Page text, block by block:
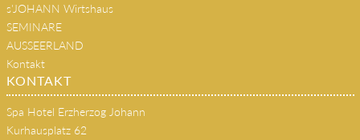
s'JOHANN Wirtshaus
SEMINARE
AUSSEERLAND
Kontakt
KONTAKT
Spa Hotel Erzherzog Johann
Kurhausplatz 62